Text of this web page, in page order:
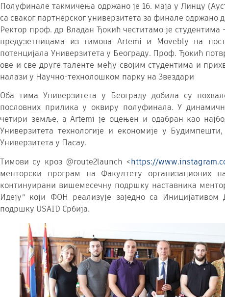
Полуфинале такмичења одржано је 16. маја у Линцу
са сваког партнерског универзитета за финале одржано
Ректор проф. др Владан Ђокић честитамо је
предузетницама из тимова Artemi и Movebly на
потенцијала Универзитета у Београду. Проф. Ђокић
ове и све друге таленте међу својим студентима и
налази у Научно-технолошком парку на Звездари
Оба тима Универзитета у Београду добила су
пословних прилика у оквиру полуфинала. У
четири земље, а Artemi је оцењен и одабран као
Универзитета технологије и економије у
Универзитета у Пасау.
Тимови су кроз @route2launch <https://
менторски програм на Факултету oрганизационих
континуирани вишемесечну подршку наставника
Идеју” који ФОН реализује заједно са
подршку USAID Србија.